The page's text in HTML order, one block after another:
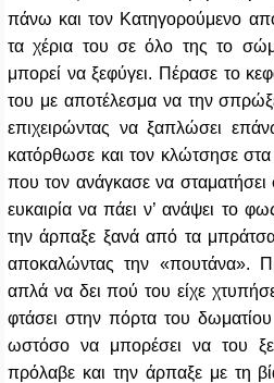
πάνω και τον Κατηγορούμενο
τα χέρια του σε όλο της το
μπορεί να ξεφύγει. Πέρασε το
του με αποτέλεσμα να την
επιχειρώντας να ξαπλώσει
κατόρθωσε και τον κλώτσησε στα
που τον ανάγκασε να σταματήσει
ευκαιρία να πάει ν’ ανάψει το
την άρπαξε ξανά από τα μπράτσα
αποκαλώντας την «πουτάνα».
απλά να δει πού του είχε
φτάσει στην πόρτα του
ωστόσο να μπορέσει να του
πρόλαβε και την άρπαξε με τη